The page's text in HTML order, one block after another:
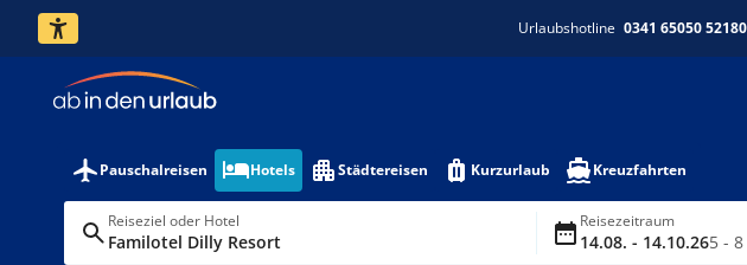
Urlaubshotline 0341 65050 52180
Pauschalreisen Hotels Städtereisen Kurzurlaub Kreuzfahrten
Reiseziel oder Hotel
Familotel Dilly Resort
Reisezeitraum
14.08. - 14.10.265 -